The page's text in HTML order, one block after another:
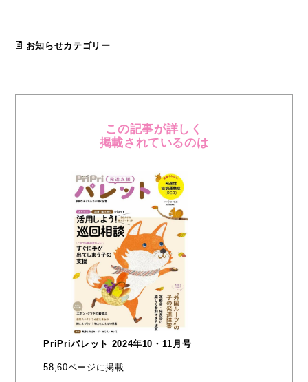
お知らせカテゴリー
この記事が詳しく
掲載されているのは
PriPriパレット 2024年10・11月号
58,60ページに掲載